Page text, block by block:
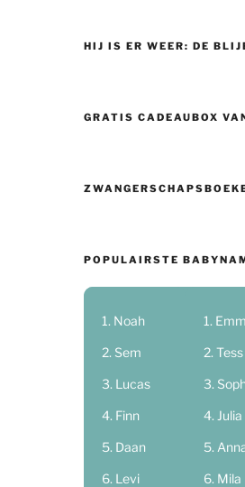
HIJ IS ER WEER: DE
GRATIS CADEAUBOX
POPULAIRSTE
Noah
Sem
Lucas
Finn
Daan
Levi
Tess
Julia
Mila